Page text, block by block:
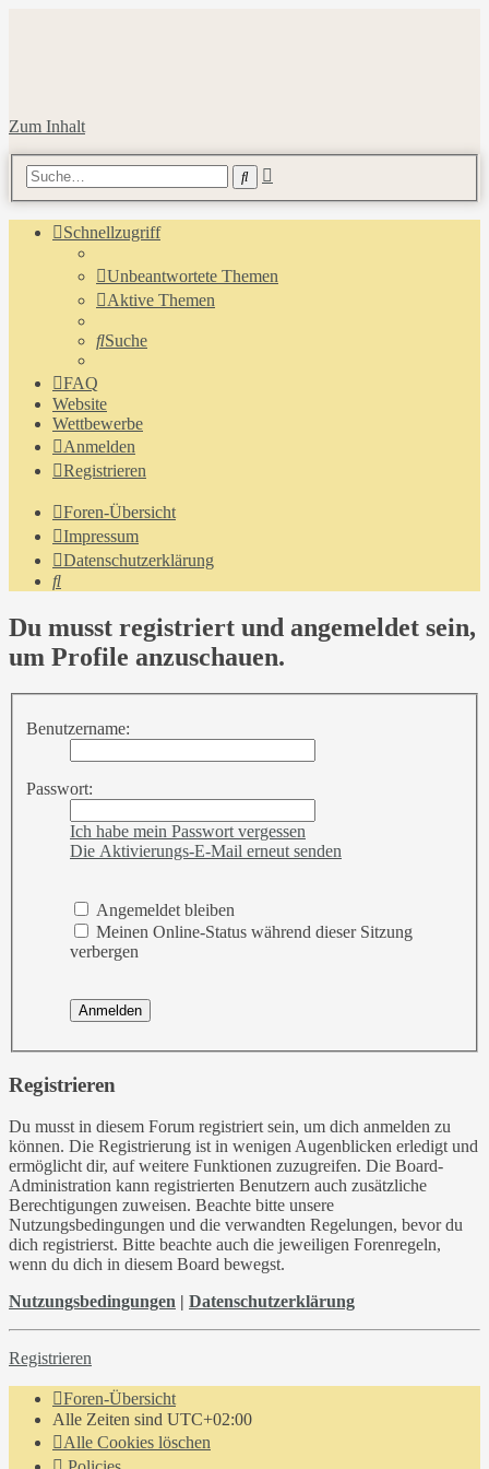
Zum Inhalt
Suche
Schnellzugriff
Unbeantwortete Themen
Aktive Themen
Suche
FAQ
Website
Wettbewerbe
Anmelden
Registrieren
Foren-Übersicht
Impressum
Datenschutzerklärung
Suche
Du musst registriert und angemeldet sein,
um Profile anzuschauen.
Benutzername:
Passwort:
Ich habe mein Passwort vergessen
Die Aktivierungs-E-Mail erneut senden
Angemeldet bleiben
Meinen Online-Status während dieser Sitzung
verbergen
Registrieren
Du musst in diesem Forum registriert sein, um dich anmelden zu
können. Die Registrierung ist in wenigen Augenblicken erledigt und
ermöglicht dir, auf weitere Funktionen zuzugreifen. Die Board-
Administration kann registrierten Benutzern auch zusätzliche
Berechtigungen zuweisen. Beachte bitte unsere
Nutzungsbedingungen und die verwandten Regelungen, bevor du
dich registrierst. Bitte beachte auch die jeweiligen Forenregeln,
wenn du dich in diesem Board bewegst.
Nutzungsbedingungen | Datenschutzerklärung
Registrieren
Foren-Übersicht
Alle Zeiten sind UTC+02:00
Alle Cookies löschen